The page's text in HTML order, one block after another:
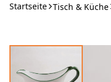
Startseite Tisch & Küche